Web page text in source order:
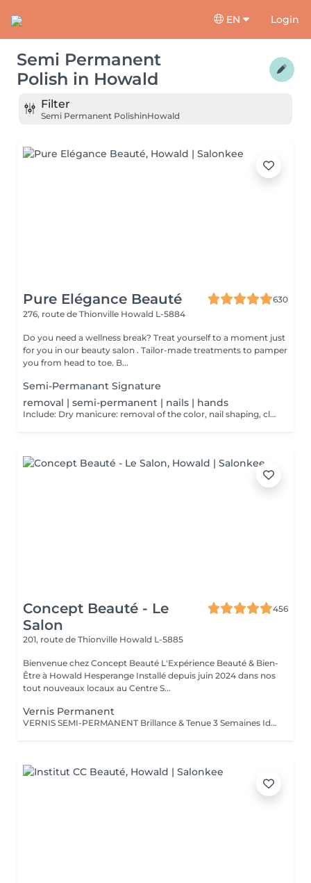
EN Login
Semi Permanent
Polish in Howald
Filter
Semi Permanent PolishinHowald
Pure Elégance Beauté
630
276, route de Thionville Howald L-5884
Do you need a wellness break? Treat yourself to a moment just
for you in our beauty salon . Tailor-made treatments to pamper
you from head to toe. B...
Semi-Permanant Signature
removal | semi-permanent | nails | hands
Include: Dry manicure: removal of the color, nail shaping, cleaning of the cuticle and to finish a massage of the hands at the end of the dry manicure and possibly cover them with a strengthening varnish at the end.
Concept Beauté - Le
Salon
456
201, route de Thionville Howald L-5885
Bienvenue chez Concept Beauté L'Expérience Beauté & Bien-
Être à Howald Hesperange Installé depuis juin 2024 dans nos
tout nouveaux locaux au Centre S...
Vernis Permanent
VERNIS SEMI-PERMANENT Brillance & Tenue 3 Semaines Idéal pour celles qui veulent une manucure impeccable sans abîmer leurs ongles naturels, le vernis semi-permanent ProNails assure une brillance éclatante et une tenue longue durée. Pourquoi choisir le semi-permanent ? Séchage immédiat sous lampe LED Jusqu'à 3 semaines de tenue sans s'écailler Large choix de couleurs tendances Dépose rapide et en douceur Disponible pour les mains & les pieds pour une mise en beauté complète. ONGLES PARFAITS AVEC PRONAILS EXPERTISE & QUALITÉ PROFESSIONNELLE Dans notre institut, nous vous offrons un service onglerie haut de gamme, réalisé avec les produits de la marque ProNails, reconnue pour sa qualité et sa tenue exceptionnelle. Nos expertes en onglerie, dont certaines sont également formatrices en prothésie ongulaire dans notre centre de formation Concept Beauté Distribution, sauront vous conseiller et sublimer vos ongles avec professionnalisme.